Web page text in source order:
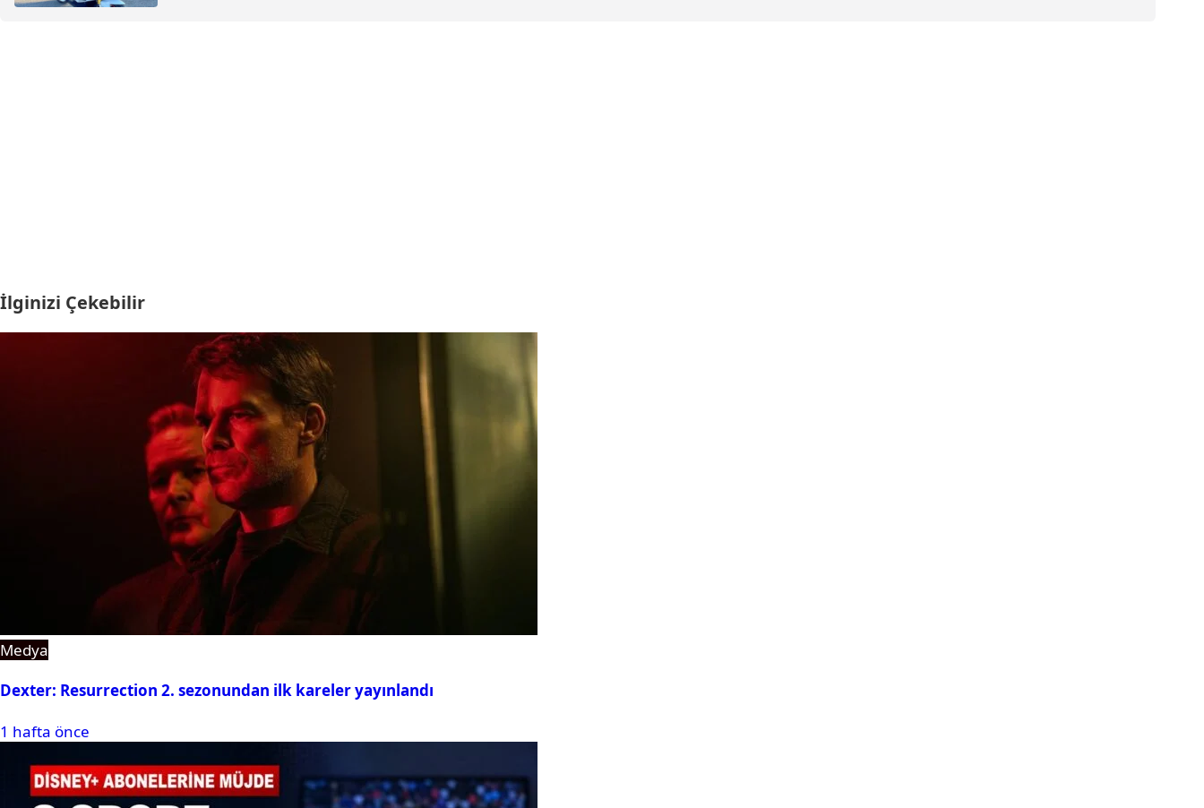
İlginizi Çekebilir
Medya
Dexter: Resurrection 2. sezonundan ilk kareler yayınlandı
1 hafta önce